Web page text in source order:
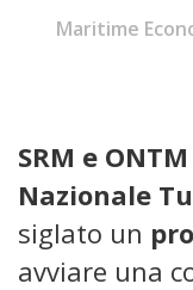
Maritime
SRM e
Nazionale
siglato un
avviare una